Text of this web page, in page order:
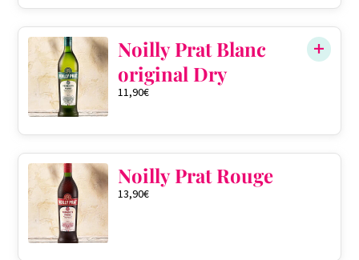
Noilly Prat Blanc
original Dry
11,90€
Noilly Prat Rouge
13,90€